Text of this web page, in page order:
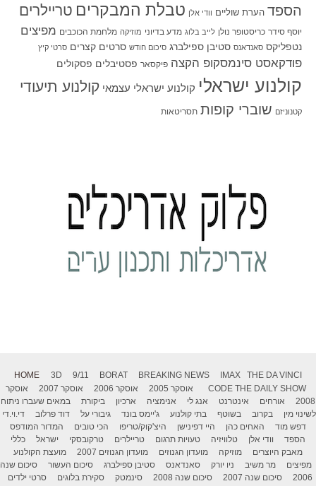
הספד הערת שוליים וודי אלן טבלת המבקרים טריילרים
יוסף סידר כריסטופר נולן לייב בלוג מדע בדיוני מוזיקה מלחמת הכוכבים מפיצים
נטפליקס סאנדאנס סטיבן ספילברג סיכום חודש סרטים קצרים סרטי קיץ
פודקאסט סינמסקופ הקצה פיקסאר פסטיבלים פסקולים
קולנוע ישראלי קולנוע ישראלי עצמאי קולנוע תיעודי
קטנוניזם שוברי קופות תסריטאות
HOME 3D 9/11 BORAT BREAKING NEWS IMAX
THE DA VINCI
CODE THE DAILY SHOW אוסקר 2005 אוסקר 2006 אוסקר 2007
אוסקר
2008
אורחים אינטרנט אנג לי אנימציה ארכיון ביקורת
במאים שעברו ניתוח
לשינוי מין
בקרוב בשוטף בתי קולנוע ג'יימס בונד גיבורי על דוד פרלוב
די.וי.די
דפש מוד
האחים כהן היי דפינישן היצ'קוק/טריפו הכי טובים
המדור המודפס
הספד
וודי אלן טלוויזיה טעויות תרגום טריילרים טרקובסקי ישראל
כללי
מאבק היוצרים
מוזיקה מועדון הגנוזים מועדון הגנוזים 2007
מועצת הקולנוע
מפיצים
מר משיב ניו יורק סאנדאנס סטיבן ספילברג סיכום העשור
סיכום שנה
2006
סיכום שנה 2007 סיכום שנה 2008 סינמטק סקירת בלוגים
סרטי ילדים